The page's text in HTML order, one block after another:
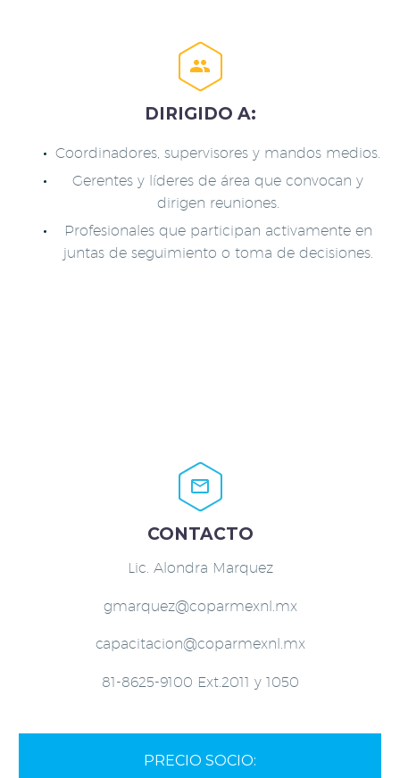


DIRIGIDO A:
Coordinadores, supervisores y mandos medios.
Gerentes y líderes de área que convocan y
dirigen reuniones.
Profesionales que participan activamente en
juntas de seguimiento o toma de decisiones.


CONTACTO
Lic. Alondra Marquez
gmarquez@coparmexnl.mx
capacitacion@coparmexnl.mx
81-8625-9100 Ext.2011 y 1050
PRECIO SOCIO: